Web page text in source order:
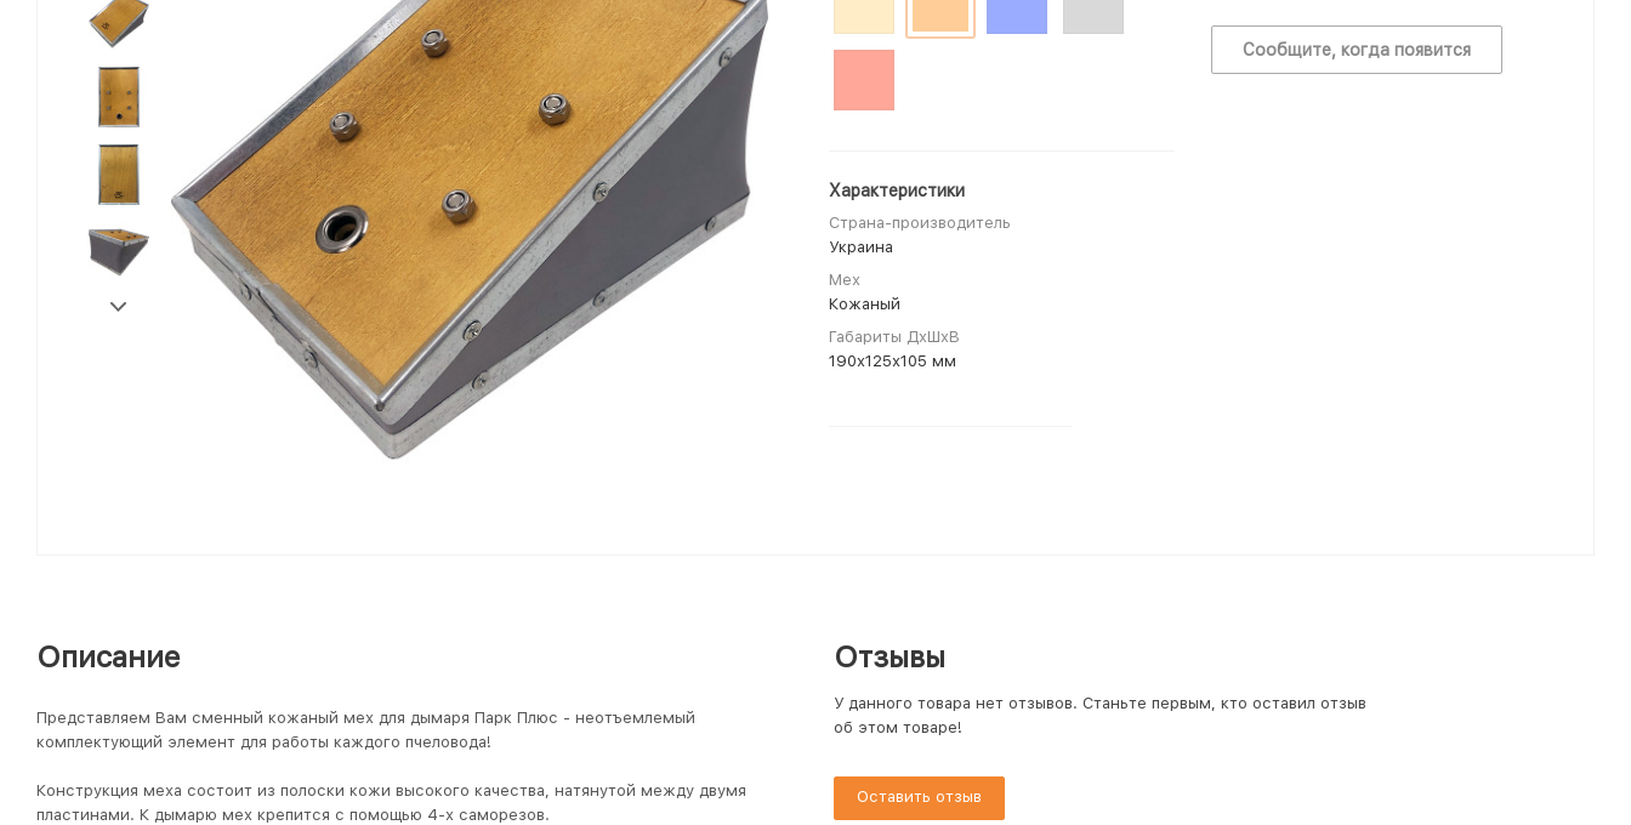
Характеристики
Страна-производитель
Украина
Мех
Кожаный
Габариты ДхШхВ
190х125х105 мм
Сообщите, когда появится
Описание
Представляем Вам сменный кожаный мех для дымаря Парк Плюс - неотъемлемый
комплектующий элемент для работы каждого пчеловода!
Конструкция меха состоит из полоски кожи высокого качества, натянутой между двумя
пластинами. К дымарю мех крепится с помощью 4-х саморезов.
Отзывы
У данного товара нет отзывов. Станьте первым, кто оставил отзыв
об этом товаре!
Оставить отзыв